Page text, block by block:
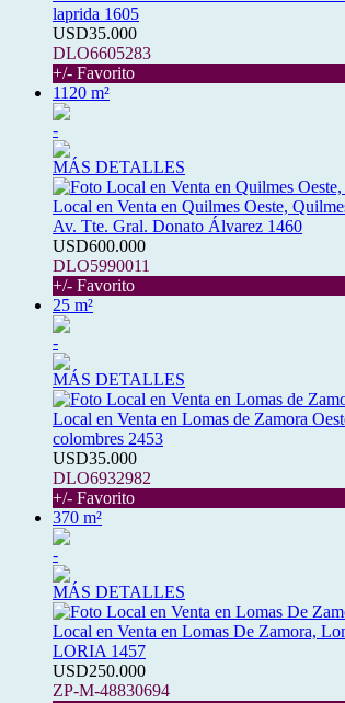
laprida 1605
USD35.000
DLO6605283
+/- Favorito
1120 m²
-
MÁS DETALLES
Local en Venta en Quilmes Oeste,
Av. Tte. Gral. Donato Álvarez 1460
USD600.000
DLO5990011
+/- Favorito
25 m²
-
MÁS DETALLES
Local en Venta en Lomas de Zamora
colombres 2453
USD35.000
DLO6932982
+/- Favorito
370 m²
-
MÁS DETALLES
Local en Venta en Lomas De Zamora,
LORIA 1457
USD250.000
ZP-M-48830694